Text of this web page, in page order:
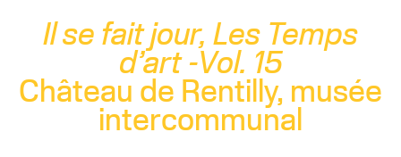
Il se fait jour, Les Temps
d’art -Vol. 15
Château de Rentilly, musée
intercommunal